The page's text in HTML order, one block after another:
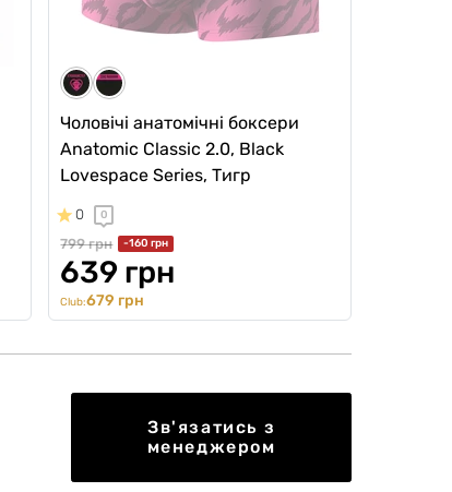
Чоловічі анатомічні боксери
Anatomic Classic 2.0, Black
Lovespace Series, Тигр
0 0
799 грн -160 грн
639 грн
Club:679 грн
Зв'язатись з
менеджером